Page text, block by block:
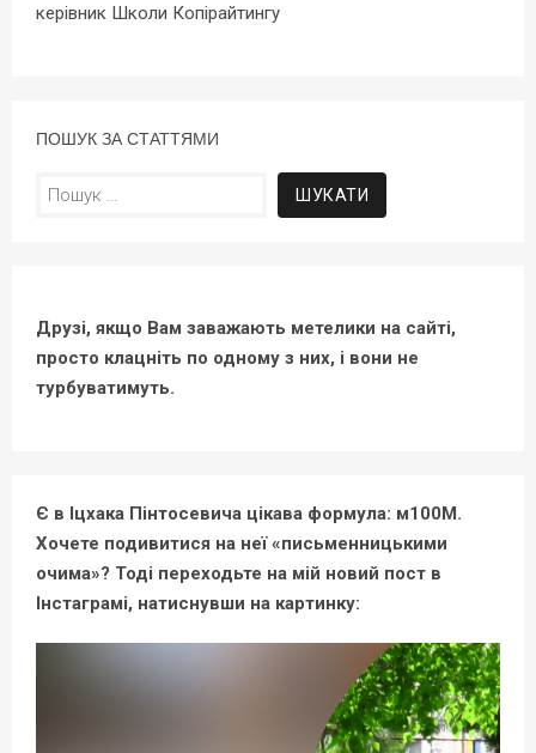
керівник Школи Копірайтингу
ПОШУК ЗА СТАТТЯМИ
Пошук:
Друзі, якщо Вам заважають метелики на сайті,
просто клацніть по одному з них, і вони не
турбуватимуть.
Є в Іцхака Пінтосевича цікава формула: м100М.
Хочете подивитися на неї «письменницькими
очима»? Тоді переходьте на мій новий пост в
Інстаграмі, натиснувши на картинку: